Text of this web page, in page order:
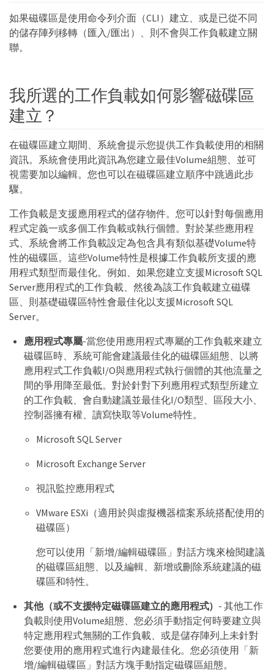
如果磁碟區是使用命令列介面（CLI）建立、或是已從不同
的儲存陣列移轉（匯入/匯出）、則不會與工作負載建立關
聯。
我所選的工作負載如何影響磁碟區
建立？
在磁碟區建立期間、系統會提示您提供工作負載使用的相關
資訊。系統會使用此資訊為您建立最佳Volume組態、並可
視需要加以編輯。您也可以在磁碟區建立順序中跳過此步
驟。
工作負載是支援應用程式的儲存物件。您可以針對每個應用
程式定義一或多個工作負載或執行個體。對於某些應用程
式、系統會將工作負載設定為包含具有類似基礎Volume特
性的磁碟區。這些Volume特性是根據工作負載所支援的應
用程式類型而最佳化。例如、如果您建立支援Microsoft SQL
Server應用程式的工作負載、然後為該工作負載建立磁碟
區、則基礎磁碟區特性會最佳化以支援Microsoft SQL
Server。
應用程式專屬-當您使用應用程式專屬的工作負載來建立
磁碟區時、系統可能會建議最佳化的磁碟區組態、以將
應用程式工作負載I/O與應用程式執行個體的其他流量之
間的爭用降至最低。對於針對下列應用程式類型所建立
的工作負載、會自動建議並最佳化I/O類型、區段大小、
控制器擁有權、讀寫快取等Volume特性。
Microsoft SQL Server
Microsoft Exchange Server
視訊監控應用程式
VMware ESXi（適用於與虛擬機器檔案系統搭配使用的
磁碟區）
您可以使用「新增/編輯磁碟區」對話方塊來檢閱建議
的磁碟區組態、以及編輯、新增或刪除系統建議的磁
碟區和特性。
其他（或不支援特定磁碟區建立的應用程式） - 其他工作
負載則使用Volume組態、您必須手動指定何時要建立與
特定應用程式無關的工作負載、或是儲存陣列上未針對
您要使用的應用程式進行內建最佳化。您必須使用「新
增/編輯磁碟區」對話方塊手動指定磁碟區組態。